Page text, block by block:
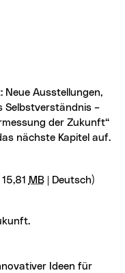
Selbstverständnis –
der Zukunft“
nächste Kapitel auf.
MB| Deutsch)
Ideen für